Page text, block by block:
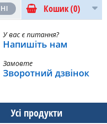
Кошик(0)
НІ
У вас є питання?
Напишіть нам
Замовте
Зворотний дзвінок
Усі продукти